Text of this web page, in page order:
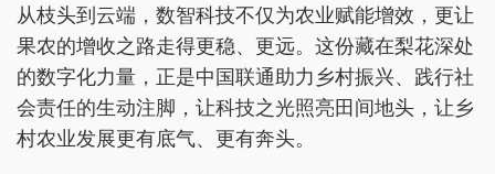
从枝头到云端，数智科技不仅为农业赋能增效，更让
果农的增收之路走得更稳、更远。这份藏在梨花深处
的数字化力量，正是中国联通助力乡村振兴、践行社
会责任的生动注脚，让科技之光照亮田间地头，让乡
村农业发展更有底气、更有奔头。